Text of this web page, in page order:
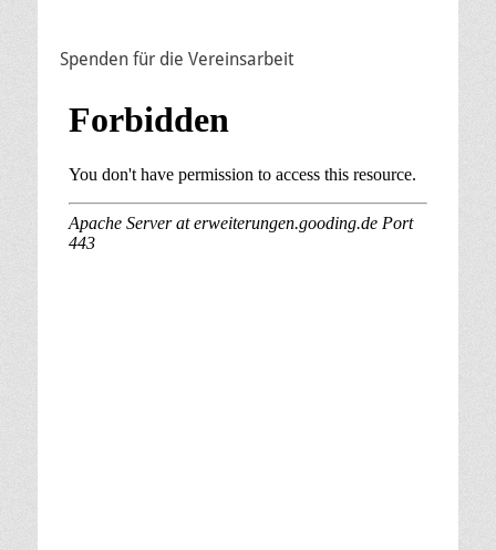
Spenden für die Vereinsarbeit